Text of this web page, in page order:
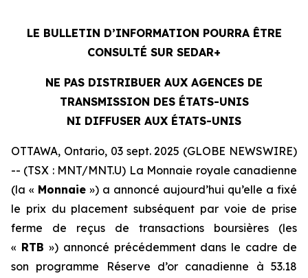
LE BULLETIN D’INFORMATION POURRA ÊTRE
CONSULTÉ SUR SEDAR+
NE PAS DISTRIBUER AUX AGENCES DE
TRANSMISSION DES ÉTATS-UNIS
NI DIFFUSER AUX ÉTATS-UNIS
OTTAWA, Ontario, 03 sept. 2025 (GLOBE NEWSWIRE)
-- (TSX : MNT/MNT.U) La Monnaie royale canadienne
(la « Monnaie ») a annoncé aujourd’hui qu’elle a fixé
le prix du placement subséquent par voie de prise
ferme de reçus de transactions boursières (les
« RTB ») annoncé précédemment dans le cadre de
son programme Réserve d’or canadienne à 53.18